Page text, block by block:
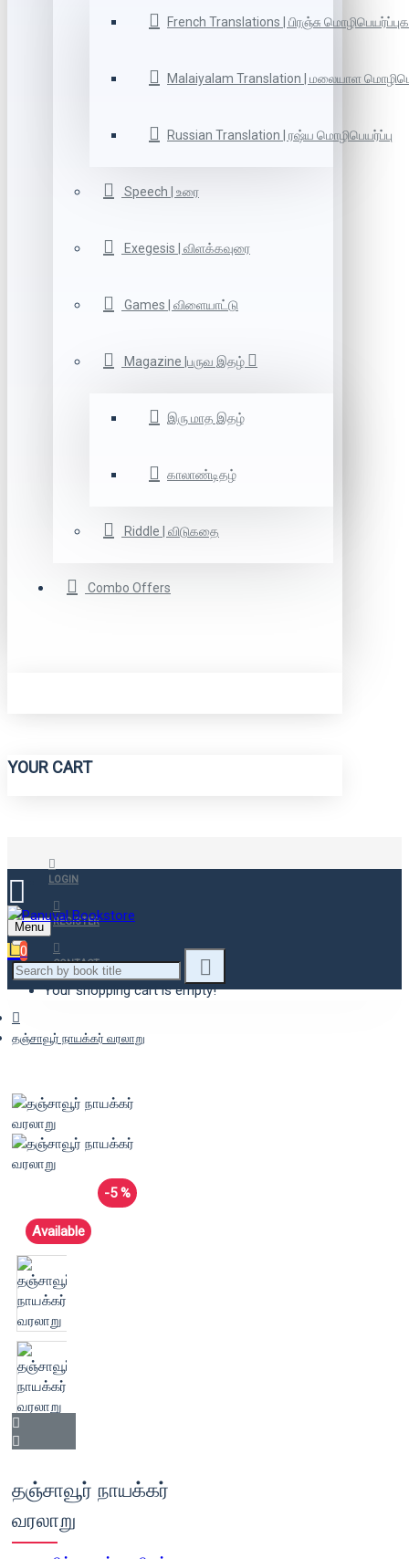
French Translations | பிரஞ்சு
Malaiyalam Translation | மலையாள
Russian Translation | ரஷ்ய மொழிபெயர்ப்பு
Speech | உரை
Exegesis | விளக்கவுரை
Games | விளையாட்டு
Magazine |பருவ இதழ்
இரு மாத இதழ்
காலாண்டிதழ்
Riddle | விடுகதை
Combo Offers
YOUR CART
LOGIN
REGISTER
CONTACT
Menu
0
Your shopping cart is empty!
தஞ்சாவூர் நாயக்கர் வரலாறு
-5 %
Available
தஞ்சாவூர் நாயக்கர்
வரலாறு